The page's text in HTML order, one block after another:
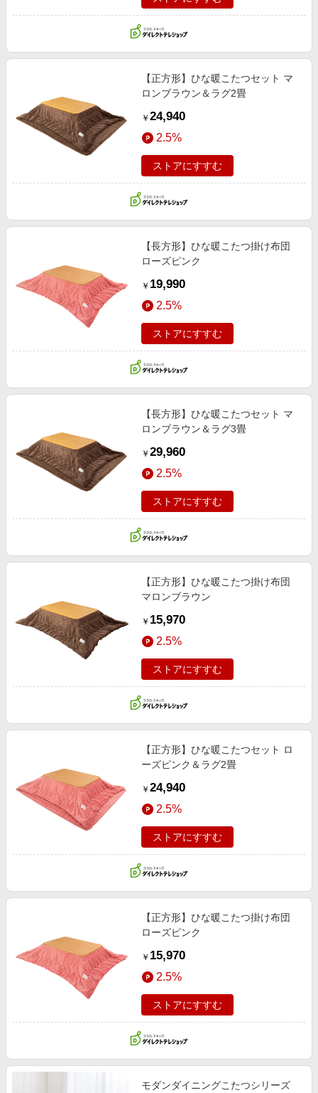
【正方形】ひな暖こたつセット マ
ロンブラウン＆ラグ2畳
￥ 24,940
2.5%
ストアにすすむ
【長方形】ひな暖こたつ掛け布団
ローズピンク
￥ 19,990
2.5%
ストアにすすむ
【長方形】ひな暖こたつセット マ
ロンブラウン＆ラグ3畳
￥ 29,960
2.5%
ストアにすすむ
【正方形】ひな暖こたつ掛け布団
マロンブラウン
￥ 15,970
2.5%
ストアにすすむ
【正方形】ひな暖こたつセット ロ
ーズピンク＆ラグ2畳
￥ 24,940
2.5%
ストアにすすむ
【正方形】ひな暖こたつ掛け布団
ローズピンク
￥ 15,970
2.5%
ストアにすすむ
モダンダイニングこたつシリーズ